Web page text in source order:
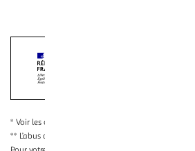
Interdiction de
* Voir les conditions
** L’abus d’alcool est dangereux pour la santé, à